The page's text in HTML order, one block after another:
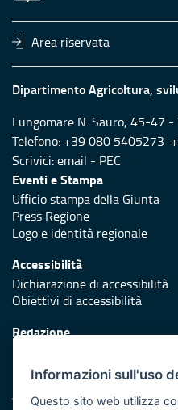
Area riservata
Dipartimento Agricoltura,
Lungomare N. Sauro, 45-47
Telefono: +39 080 5405273
Scrivici:email - PEC
Eventi e Stampa
Ufficio stampa della Giunta
Press Regione
Logo e identità regionale
Accessibilità
Dichiarazione di accessibilità
Obiettivi di accessibilità
Redazione
Protezione civile
Vai al sito di Protezione Civile
Informazioni sull'uso
Questo sito web utilizza